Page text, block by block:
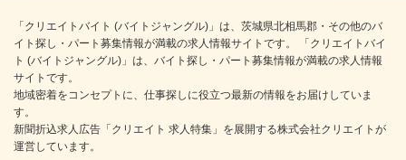
「クリエイトバイト (バイトジャングル)」は、茨城県北相馬郡・その他のバ
イト探し・パート募集情報が満載の求人情報サイトです。 「クリエイトバイ
ト (バイトジャングル)」は、バイト探し・パート募集情報が満載の求人情報
サイトです。
地域密着をコンセプトに、仕事探しに役立つ最新の情報をお届けしていま
す。
新聞折込求人広告「クリエイト 求人特集」を展開する株式会社クリエイトが
運営しています。